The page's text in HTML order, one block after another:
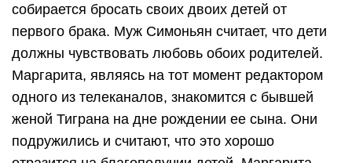
собирается бросать своих двоих детей от
первого брака. Муж Симоньян считает, что дети
должны чувствовать любовь обоих родителей.
Маргарита, являясь на тот момент редактором
одного из телеканалов, знакомится с бывшей
женой Тиграна на дне рождении ее сына. Они
подружились и считают, что это хорошо